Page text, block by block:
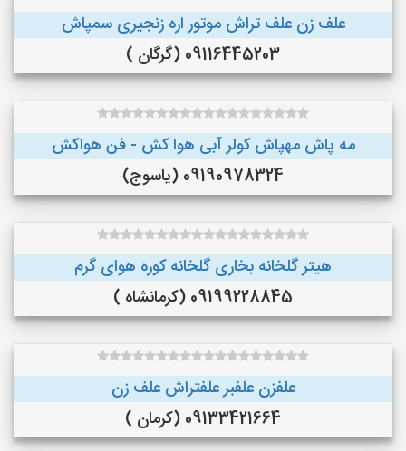
علف زن علف تراش موتور اره زنجیری سمپاش
09116445203 (گرگان )
مه پاش مهپاش کولر آبی هوا کش - فن هواکش
09190978324 (یاسوج)
هیتر گلخانه بخاری گلخانه کوره هوای گرم
09199228845 (کرمانشاه )
علفزن علفبر علفتراش علف زن
09133421664 (کرمان )